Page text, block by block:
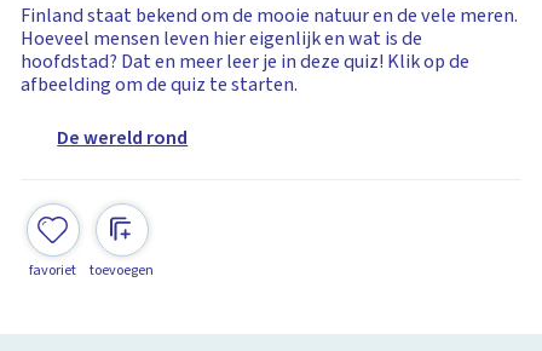
Finland staat bekend om de mooie natuur en de vele meren.
Hoeveel mensen leven hier eigenlijk en wat is de
hoofdstad? Dat en meer leer je in deze quiz! Klik op de
afbeelding om de quiz te starten.
De wereld rond
favoriet toevoegen